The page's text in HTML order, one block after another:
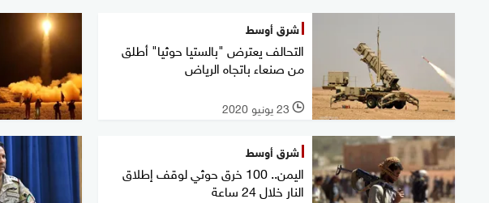
شرق أوسط
التحالف يعترض "بالستيا حوثيا" أطلق
من صنعاء باتجاه الرياض
l 23 يونيو 2020
شرق أوسط
اليمن.. 100 خرق حوثي لوقف إطلاق
النار خلال 24 ساعة